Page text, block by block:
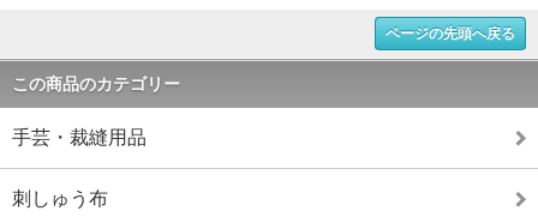
ページの先頭へ戻る
この商品のカテゴリー
手芸・裁縫用品
刺しゅう布